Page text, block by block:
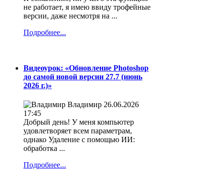
не работает, я имею ввиду трофейные
версии, даже несмотря на ...
Подробнее...
Видеоурок: «Обновление Photoshop
до самой новой версии 27.7 (июнь
2026 г.)»
Владимир 26.06.2026
17:45
Добрый день! У меня компьютер
удовлетворяет всем параметрам,
однако Удаление с помощью ИИ:
обработка ...
Подробнее...